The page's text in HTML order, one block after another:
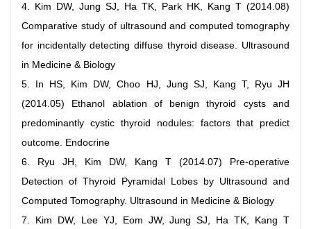
4. Kim DW, Jung SJ, Ha TK, Park HK, Kang T (2014.08)
Comparative study of ultrasound and computed tomography
for incidentally detecting diffuse thyroid disease. Ultrasound
in Medicine & Biology
5. In HS, Kim DW, Choo HJ, Jung SJ, Kang T, Ryu JH
(2014.05) Ethanol ablation of benign thyroid cysts and
predominantly cystic thyroid nodules: factors that predict
outcome. Endocrine
6. Ryu JH, Kim DW, Kang T (2014.07) Pre-operative
Detection of Thyroid Pyramidal Lobes by Ultrasound and
Computed Tomography. Ultrasound in Medicine & Biology
7. Kim DW, Lee YJ, Eom JW, Jung SJ, Ha TK, Kang T